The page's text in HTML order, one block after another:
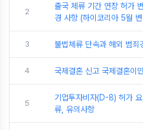
2
출국 체류 기간 연장 허가
경 사항 (하이코리아 5월
3 불법체류 단속과 해외 범죄
4 국제결혼 신고 국제결혼이
5
기업투자비자(D-8) 허가
류, 유의사항